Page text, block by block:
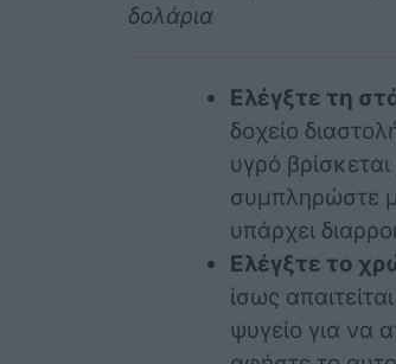
δολάρια
Ελέγξτε τη
δοχείο
υγρό
συμπληρώστε
υπάρχει
Ελέγξτε το
ίσως
ψυγείο για να